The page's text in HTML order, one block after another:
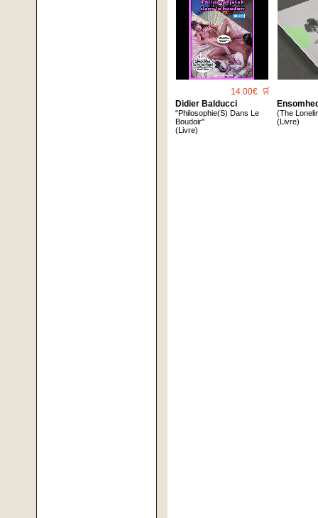
14.00€ 🛒
Didier Balducci
"Philosophie(S) Dans Le
Boudoir"
(Livre)
(The
(Livre)